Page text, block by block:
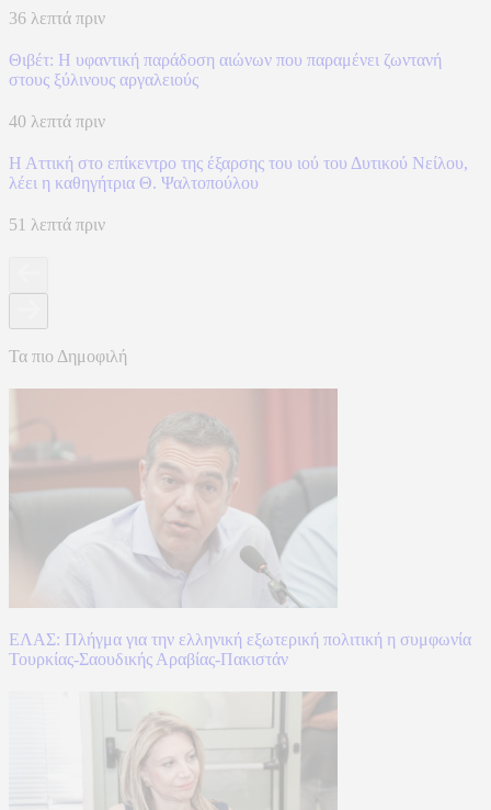
36 λεπτά πριν
Θιβέτ: Η υφαντική παράδοση αιώνων που παραμένει ζωντανή
στους ξύλινους αργαλειούς
40 λεπτά πριν
Η Αττική στο επίκεντρο της έξαρσης του ιού του Δυτικού Νείλου,
λέει η καθηγήτρια Θ. Ψαλτοπούλου
51 λεπτά πριν
Τα πιο Δημοφιλή
ΕΛΑΣ: Πλήγμα για την ελληνική εξωτερική πολιτική η συμφωνία
Τουρκίας-Σαουδικής Αραβίας-Πακιστάν